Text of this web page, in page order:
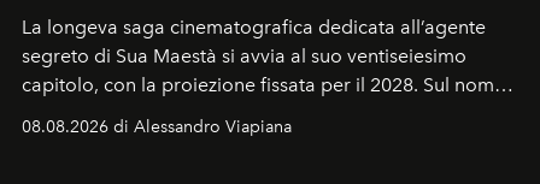
La longeva saga cinematografica dedicata all’agente
segreto di Sua Maestà si avvia al suo ventiseiesimo
capitolo, con la proiezione fissata per il 2028. Sul nome
Craig, però, regna ancora il più assoluto riserbo.
08.08.2026 di Alessandro Viapiana